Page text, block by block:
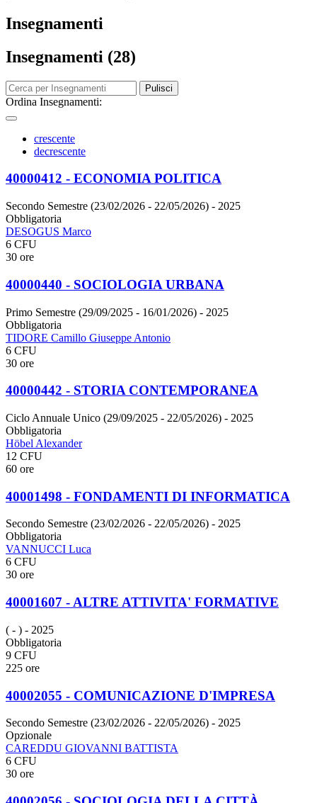
Insegnamenti
Insegnamenti (28)
Pulisci
Ordina Insegnamenti:
crescente
decrescente
40000412 - ECONOMIA POLITICA
Secondo Semestre (23/02/2026 - 22/05/2026) - 2025
Obbligatoria
DESOGUS Marco
6 CFU
30 ore
40000440 - SOCIOLOGIA URBANA
Primo Semestre (29/09/2025 - 16/01/2026) - 2025
Obbligatoria
TIDORE Camillo Giuseppe Antonio
6 CFU
30 ore
40000442 - STORIA CONTEMPORANEA
Ciclo Annuale Unico (29/09/2025 - 22/05/2026) - 2025
Obbligatoria
Höbel Alexander
12 CFU
60 ore
40001498 - FONDAMENTI DI INFORMATICA
Secondo Semestre (23/02/2026 - 22/05/2026) - 2025
Obbligatoria
VANNUCCI Luca
6 CFU
30 ore
40001607 - ALTRE ATTIVITA' FORMATIVE
( - ) - 2025
Obbligatoria
9 CFU
225 ore
40002055 - COMUNICAZIONE D'IMPRESA
Secondo Semestre (23/02/2026 - 22/05/2026) - 2025
Opzionale
CAREDDU GIOVANNI BATTISTA
6 CFU
30 ore